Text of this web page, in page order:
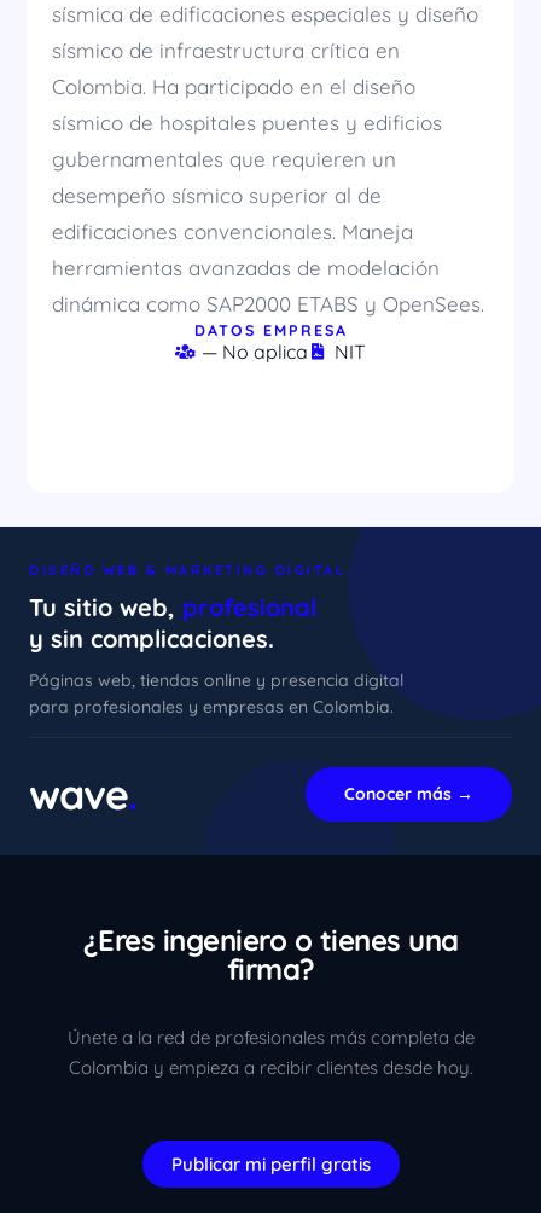
sísmica de edificaciones especiales y diseño
sísmico de infraestructura crítica en
Colombia. Ha participado en el diseño
sísmico de hospitales puentes y edificios
gubernamentales que requieren un
desempeño sísmico superior al de
edificaciones convencionales. Maneja
herramientas avanzadas de modelación
dinámica como SAP2000 ETABS y OpenSees.
DATOS EMPRESA
— No aplica NIT
DISEÑO WEB & MARKETING DIGITAL
Tu sitio web, profesional
y sin complicaciones.
Páginas web, tiendas online y presencia digital
para profesionales y empresas en Colombia.
wave. Conocer más →
¿Eres ingeniero o tienes una
firma?
Únete a la red de profesionales más completa de
Colombia y empieza a recibir clientes desde hoy.
Publicar mi perfil gratis
xImenA